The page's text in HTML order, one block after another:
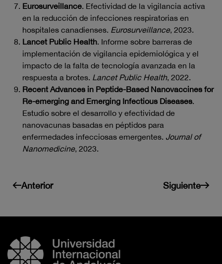
Eurosurveillance. Efectividad de la vigilancia activa
en la reducción de infecciones respiratorias en
hospitales canadienses. Eurosurveillance, 2023.
Lancet Public Health. Informe sobre barreras de
implementación de vigilancia epidemiológica y el
impacto de la falta de tecnología avanzada en la
respuesta a brotes. Lancet Public Health, 2022.
Recent Advances in Peptide-Based Nanovaccines for
Re-emerging and Emerging Infectious Diseases.
Estudio sobre el desarrollo y efectividad de
nanovacunas basadas en péptidos para
enfermedades infecciosas emergentes. Journal of
Nanomedicine, 2023.
Anterior Siguiente